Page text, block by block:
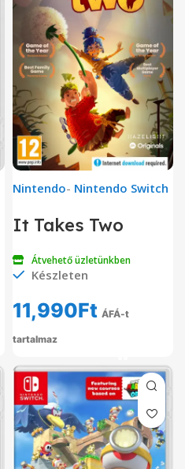
Nintendo- Nintendo Switch
It Takes Two
Átvehető üzletünkben
Készleten
11,990Ft ÁFÁ-t
tartalmaz